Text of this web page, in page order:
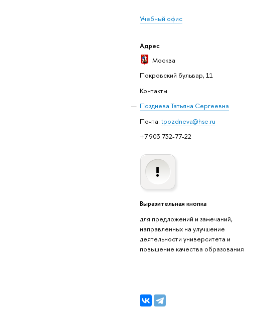
Учебный офис
Адрес
Москва
Покровский бульвар, 11
Контакты
Позднева Татьяна Сергеевна
Почта: tpozdneva@hse.ru
+7 903 732-77-22
Выразительная кнопка
для предложений и замечаний,
направленных на улучшение
деятельности университета и
повышение качества образования